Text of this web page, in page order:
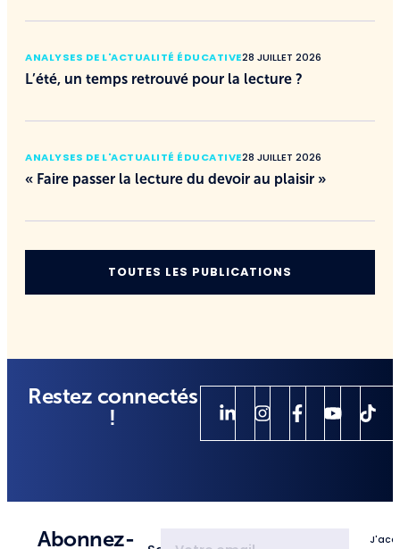
ANALYSES DE L'ACTUALITÉ ÉDUCATIVE28 JUILLET 2026
L’été, un temps retrouvé pour la lecture ?
ANALYSES DE L'ACTUALITÉ ÉDUCATIVE28 JUILLET 2026
« Faire passer la lecture du devoir au plaisir »
TOUTES LES PUBLICATIONS
Restez connectés
!
Abonnez-